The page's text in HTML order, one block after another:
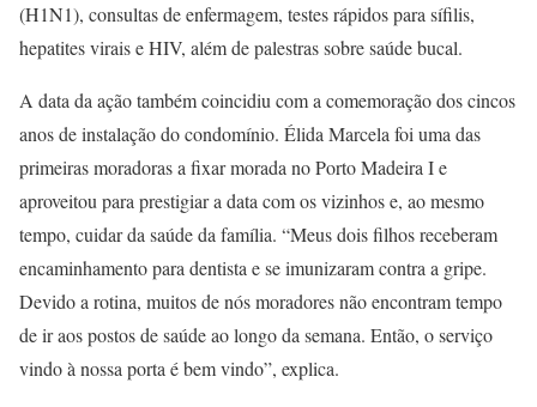
(H1N1), consultas de enfermagem, testes rápidos para sífilis,
hepatites virais e HIV, além de palestras sobre saúde bucal.
A data da ação também coincidiu com a comemoração dos cincos
anos de instalação do condomínio. Élida Marcela foi uma das
primeiras moradoras a fixar morada no Porto Madeira I e
aproveitou para prestigiar a data com os vizinhos e, ao mesmo
tempo, cuidar da saúde da família. “Meus dois filhos receberam
encaminhamento para dentista e se imunizaram contra a gripe.
Devido a rotina, muitos de nós moradores não encontram tempo
de ir aos postos de saúde ao longo da semana. Então, o serviço
vindo à nossa porta é bem vindo”, explica.